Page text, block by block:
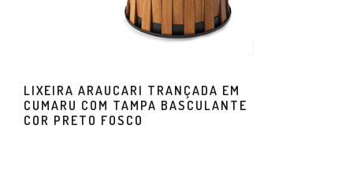
LIXEIRA ARAUCARI TRANÇADA EM
CUMARU COM TAMPA BASCULANTE
COR PRETO FOSCO